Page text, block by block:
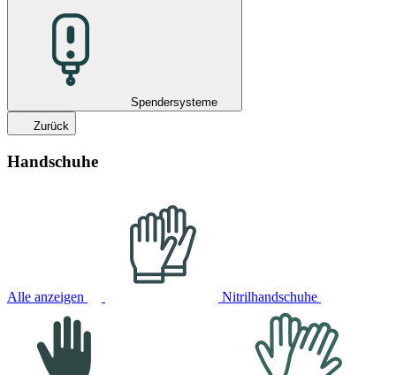
Spendersysteme
Zurück
Handschuhe
Alle anzeigen Nitrilhandschuhe